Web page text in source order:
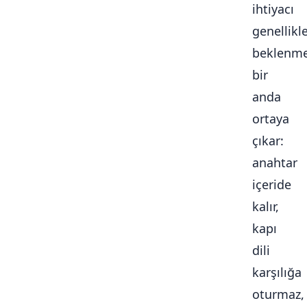
ihtiyacı
bir
anda
ortaya
çıkar:
anahtar
içeride
kalır,
kapı
dili
karşılığa
oturmaz,